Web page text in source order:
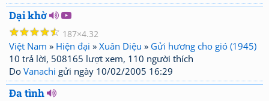
Dại khờ
☆
☆
☆
☆
☆ 187 4.32
Việt Nam » Hiện đại » Xuân Diệu » Gửi hương cho gió (1945)
10 trả lời, 508165 lượt xem, 110 người thích
Do Vanachi gửi ngày 10/02/2005 16:29
Đa tình